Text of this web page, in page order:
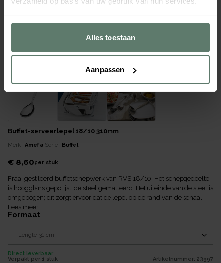
Alles toestaan
Aanpassen
Buffet-serveerlepel 18/10 310mm
Merk Amefa Serie Buffet
€ 8,60per stuk
Fraai gestileerd buffetschepwerk van RVS 18/10. Het schepgedeelte
is hoogglans gepolijst, de steel gematteerd. Het uiteinde van de steel is
omgebogen; dit zorgt ervoor dat de lepel op de rand van de schaal
blijft liggen.
Lees meer
formaat
Direct leverbaar
Verpakt per 1 stuk Artikelnummer: 23997